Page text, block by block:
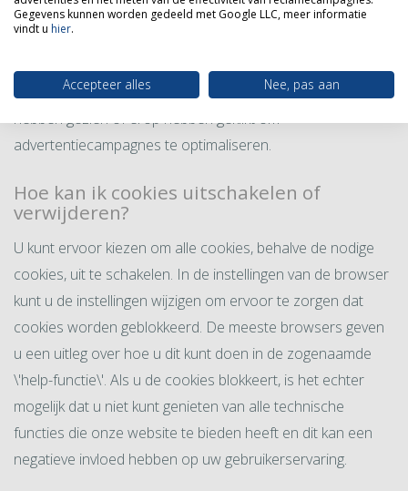
Als u deze cookies accepteert, kunnen we onze
advertenties op andere websites tonen op basis van uw
gegevens op over hoeveel bezoekers onze advertenties
hebben gezien of erop hebben geklikt om
advertentiecampagnes te optimaliseren.
Hoe kan ik cookies uitschakelen of
verwijderen?
U kunt ervoor kiezen om alle cookies, behalve de nodige
cookies, uit te schakelen. In de instellingen van de browser
kunt u de instellingen wijzigen om ervoor te zorgen dat
cookies worden geblokkeerd. De meeste browsers geven
u een uitleg over hoe u dit kunt doen in de zogenaamde
\'help-functie\'. Als u de cookies blokkeert, is het echter
mogelijk dat u niet kunt genieten van alle technische
functies die onze website te bieden heeft en dit kan een
negatieve invloed hebben op uw gebruikerservaring.
Gegevens kunnen worden gedeeld met Google LLC, meer informatie
vindt u hier.
Accepteer alles Nee, pas aan